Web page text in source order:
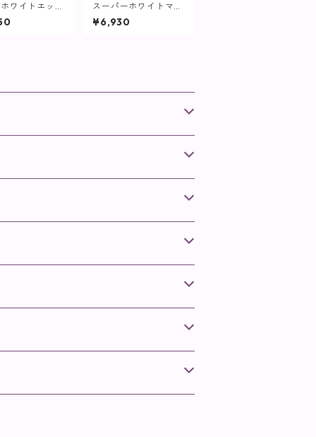
ワイトエッセ
【美容
スーパーホワイトマス
ク5枚入【マスクパッ
ク】
¥6,930